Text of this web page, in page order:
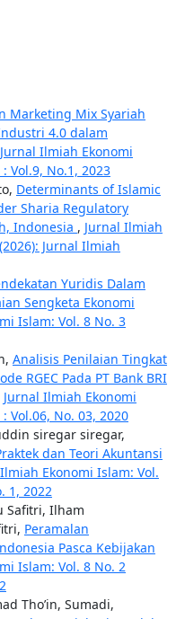
Marketing Mix Syariah
4.0 dalam
Jurnal Ilmiah Ekonomi
Vol.9, No.1, 2023
Determinants of Islamic
Sharia Regulatory
Indonesia , Jurnal Ilmiah
Jurnal Ilmiah
Yuridis Dalam
Sengketa Ekonomi
Islam: Vol. 8 No. 3
Analisis Penilaian Tingkat
RGEC Pada PT Bank BRI
Jurnal Ilmiah Ekonomi
Vol.06, No. 03, 2020
siregar siregar,
dan Teori Akuntansi
Ekonomi Islam: Vol.
1, 2022
Safitri, Ilham
Peramalan
Pasca Kebijakan
Islam: Vol. 8 No. 2
Tho’in, Sumadi,